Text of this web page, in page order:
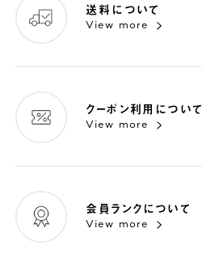
送料について
View more
クーポン利用について
View more
会員ランクについて
View more